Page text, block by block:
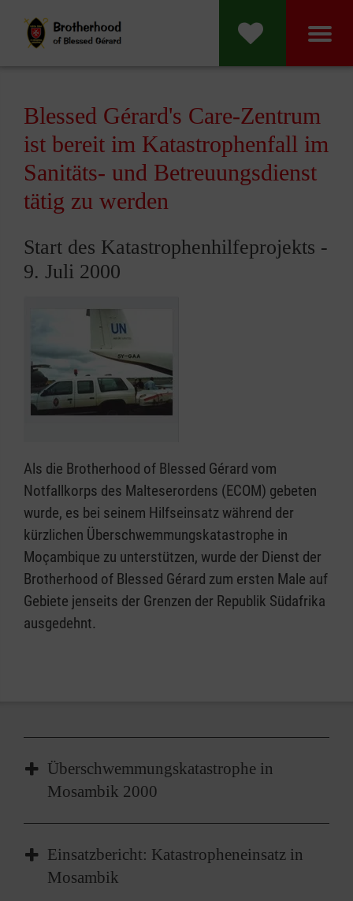
Blessed Gérard's Care-Zentrum
ist bereit im Katastrophenfall im
Sanitäts- und Betreuungsdienst
tätig zu werden
Start des Katastrophenhilfeprojekts -
9. Juli 2000
Als die Brotherhood of Blessed Gérard vom
Notfallkorps des Malteserordens (ECOM) gebeten
wurde, es bei seinem Hilfseinsatz während der
kürzlichen Überschwemmungskatastrophe in
Moçambique zu unterstützen, wurde der Dienst der
Brotherhood of Blessed Gérard zum ersten Male auf
Gebiete jenseits der Grenzen der Republik Südafrika
ausgedehnt.
Überschwemmungskatastrophe in
Mosambik 2000
Einsatzbericht: Katastropheneinsatz in
Mosambik